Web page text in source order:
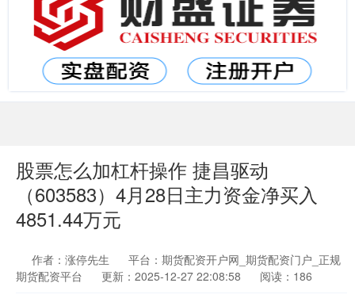
股票怎么加杠杆操作 捷昌驱动
（603583）4月28日主力资金净买入
4851.44万元
作者：涨停先生
平台：期货配资开户网_期货配资门户_正规
期货配资平台
更新：2025-12-27 22:08:58 阅读：186